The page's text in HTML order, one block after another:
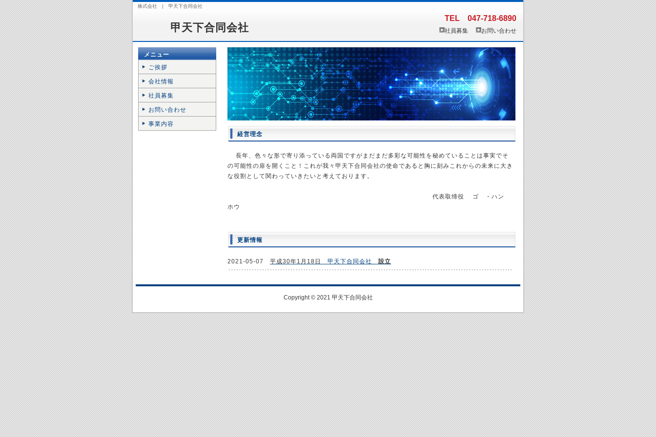
株式会社 | 甲天下合同会社
甲天下合同会社
TEL 047-718-6890
社員募集 お問い合わせ
経営理念
長年、色々な形で寄り添っている両国ですがまだまだ多彩な可能性を秘めていることは事実でそ
の可能性の扉を開くこと！これが我々甲天下合同会社の使命であると胸に刻みこれからの未来に大き
な役割として関わっていきたいと考えております。
代表取缔役 ゴ ・ハン
ホウ
更新情報
2021-05-07 平成30年1月18日 甲天下合同会社 設立
メニュー
ご挨拶
会社情報
社員募集
お問い合わせ
事業内容
Copyright © 2021 甲天下合同会社